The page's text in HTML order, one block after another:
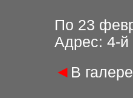
По 23
Адрес: 4-й
◄ В